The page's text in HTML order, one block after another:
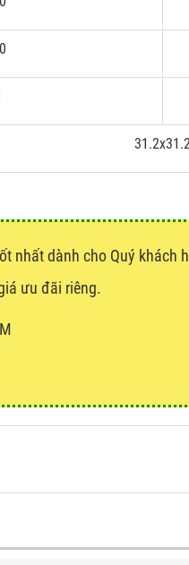
31.2x31.2
nhất dành cho Quý khách
ưu đãi riêng.